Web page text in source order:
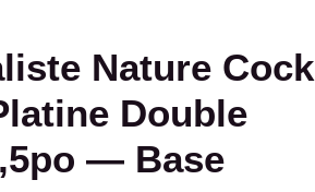
Nature Cock
Double
— Base